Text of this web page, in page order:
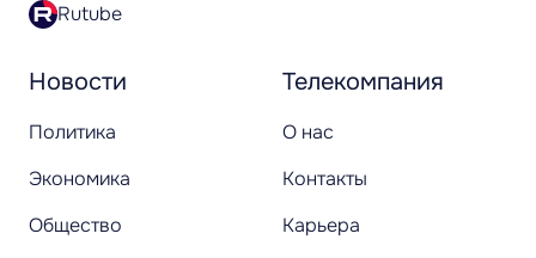
Новости
Политика
Экономика
Общество
Телекомпания
О нас
Контакты
Карьера
Rutube